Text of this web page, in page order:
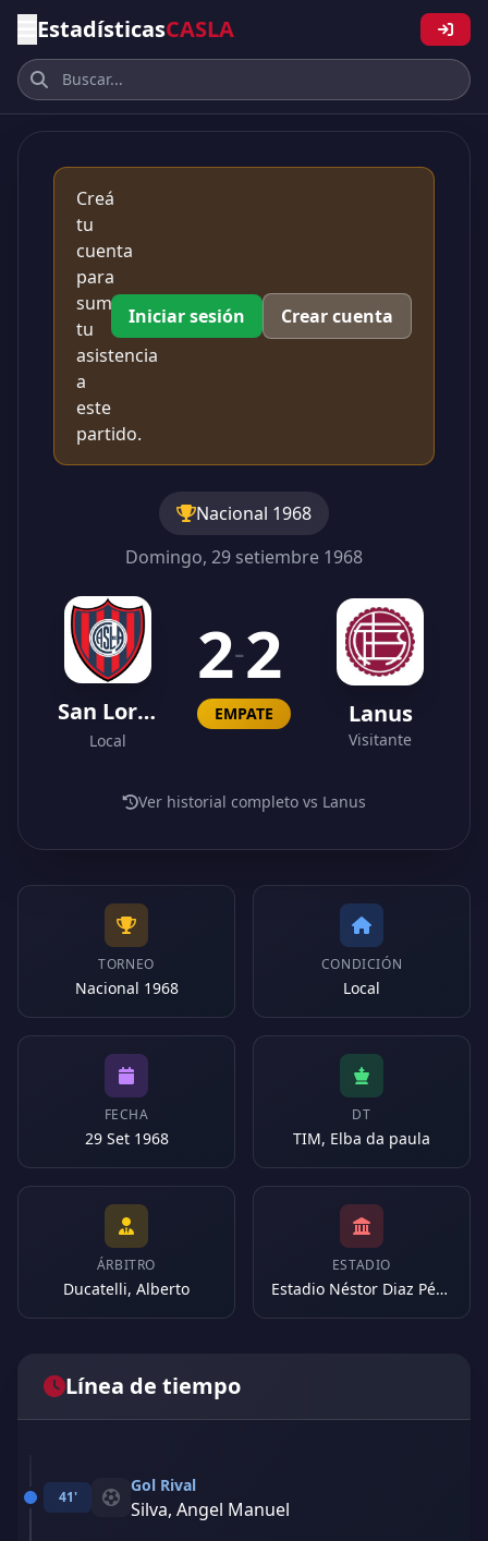
EstadísticasCASLA
Creá
tu
cuenta
para
sumar
tu
asistencia
a
este
partido.
Iniciar sesión Crear cuenta
Nacional 1968
Domingo, 29 setiembre 1968
San Lorenzo
Local
2-2
EMPATE Lanus
Visitante
Ver historial completo vs Lanus
TORNEO
Nacional 1968
CONDICIÓN
Local
FECHA
29 Set 1968
DT
TIM, Elba da paula
ÁRBITRO
Ducatelli, Alberto
ESTADIO
Estadio Néstor Diaz Pérez (Argentina)
Línea de tiempo
41'
Gol Rival
Silva, Angel Manuel